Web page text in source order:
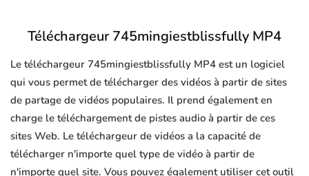
Téléchargeur 745mingiestblissfully MP4
Le téléchargeur 745mingiestblissfully MP4 est un logiciel
qui vous permet de télécharger des vidéos à partir de sites
de partage de vidéos populaires. Il prend également en
charge le téléchargement de pistes audio à partir de ces
sites Web. Le téléchargeur de vidéos a la capacité de
télécharger n'importe quel type de vidéo à partir de
n'importe quel site. Vous pouvez également utiliser cet outil